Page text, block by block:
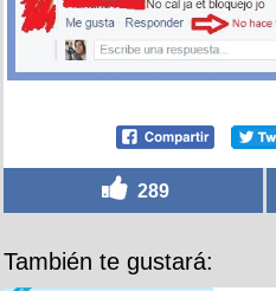
289
También te gustará: